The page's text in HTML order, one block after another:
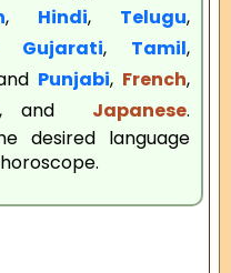
, Hindi, Telugu,
Gujarati, Tamil,
Punjabi, French,
, and Japanese.
desired language